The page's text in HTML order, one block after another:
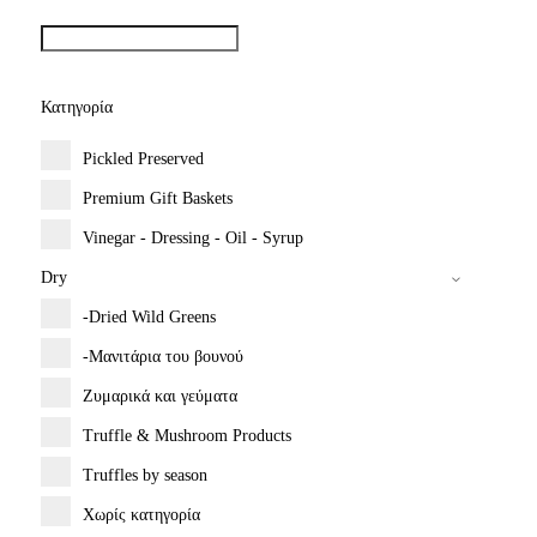
Κατηγορία
Pickled Preserved
Premium Gift Baskets
Vinegar - Dressing - Oil - Syrup
Dry
-Dried Wild Greens
-Μανιτάρια του βουνού
Ζυμαρικά και γεύματα
Truffle & Mushroom Products
Truffles by season
Χωρίς κατηγορία